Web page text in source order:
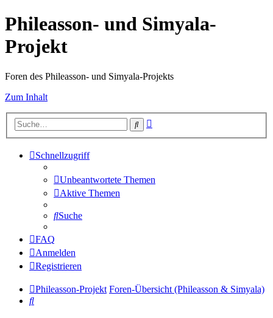
Phileasson- und Simyala-
Projekt
Foren des Phileasson- und Simyala-Projekts
Zum Inhalt
Suche
Schnellzugriff
Unbeantwortete Themen
Aktive Themen
Suche
FAQ
Anmelden
Registrieren
Phileasson-Projekt Foren-Übersicht (Phileasson & Simyala)
Suche